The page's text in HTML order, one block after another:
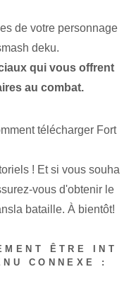
de votre personnage
deku.
qui vous offrent
au combat.
télécharger Fort
! Et si vous souha
vous d'obtenir le
bataille. À bientôt!
ÊTRE INT
CONNEXE :